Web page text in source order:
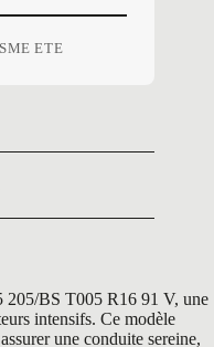
ETE
BS T005 R16 91 V, une
intensifs. Ce modèle
une conduite sereine,